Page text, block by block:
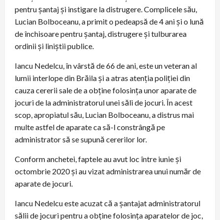
pentru șantaj și instigare la distrugere. Complicele său,
Lucian Bolboceanu, a primit o pedeapsă de 4 ani și o lună
de închisoare pentru șantaj, distrugere și tulburarea
ordinii și liniștii publice.
Iancu Nedelcu, în vârstă de 66 de ani, este un veteran al
lumii interlope din Brăila și a atras atenția poliției din
cauza cererii sale de a obține folosința unor aparate de
jocuri de la administratorul unei săli de jocuri. În acest
scop, apropiatul său, Lucian Bolboceanu, a distrus mai
multe astfel de aparate ca să-l constrângă pe
administrator să se supună cererilor lor.
Conform anchetei, faptele au avut loc între iunie și
octombrie 2020 și au vizat administrarea unui număr de
aparate de jocuri.
Iancu Nedelcu este acuzat că a șantajat administratorul
sălii de jocuri pentru a obține folosința aparatelor de joc,